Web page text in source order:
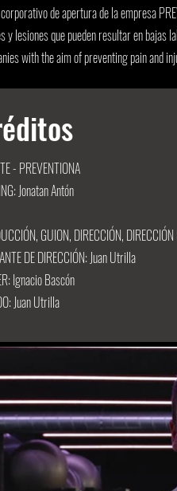
de apertura de la empresa
y lesiones que pueden resultar en bajas
with the aim of preventing pain and
- PREVENTIONA
Jonatan Antón
GUION, DIRECCIÓN,
DE DIRECCIÓN: Juan Utrilla
Ignacio Bascón
Juan Utrilla